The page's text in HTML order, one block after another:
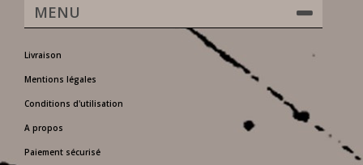
MENU
Livraison
Mentions légales
Conditions d'utilisation
A propos
Paiement sécurisé